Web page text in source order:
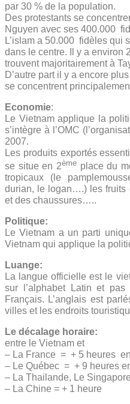
par 30 % de la population.
Des protestants se
Nguyen avec ses 400.000
L’islam a 50.000 fidèles qui
dans le centre. Il y a environ
trouvent majoritairement à
D’autre part il y a encore
se concentrent
Economie:
Le Vietnam applique la
s’intègre à l’OMC
2007.
Les produits exportés
se situe en 2ème place du
tropicaux (le
durian, le logan….) les fruits
et des chaussures…..
Politique:
Le Vietnam a un parti
Vietnam qui applique la
Luange:
La langue officielle est le
sur l’alphabet Latin et
Français. L’anglais est
villes et les endroits
Le décalage horaire:
entre le Vietnam et
– La France = + 5 heures
– Le Québec = + 9 heures
– La Thailande, Le
– La Chine = + 1 heure